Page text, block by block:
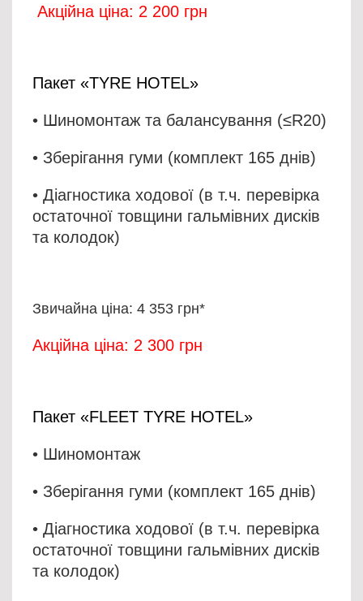
Акційна ціна: 2 200 грн
Пакет «TYRE HOTEL»
• Шиномонтаж та балансування (≤R20)
• Зберігання гуми (комплект 165 днів)
• Діагностика ходової (в т.ч. перевірка
остаточної товщини гальмівних дисків
та колодок)
Звичайна ціна: 4 353 грн*
Акційна ціна: 2 300 грн
Пакет «FLEET TYRE HOTEL»
• Шиномонтаж
• Зберігання гуми (комплект 165 днів)
• Діагностика ходової (в т.ч. перевірка
остаточної товщини гальмівних дисків
та колодок)